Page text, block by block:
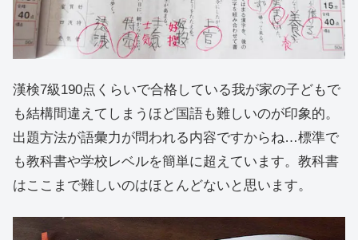
漢検7級190点くらいで合格している我が家の子どもで
も結構間違えてしまうほど国語も難しいのが印象的。
出題方法が語彙力が問われる内容ですからね…標準で
も教科書や学校レベルを簡単に超えています。教科書
はここまで難しいのはほとんどないと思います。